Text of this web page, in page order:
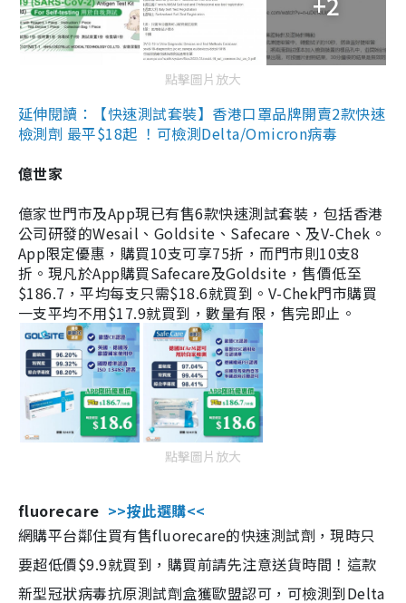
點擊圖片放大
延伸閱讀：【快速測試套裝】香港口罩品牌開賣2款快速
檢測劑 最平$18起 ！可檢測Delta/Omicron病毒
億世家
億家世門市及App現已有售6款快速測試套裝，包括香港
公司研發的Wesail、Goldsite、Safecare、及V-Chek。
App限定優惠，購買10支可享75折，而門市則10支8
折。現凡於App購買Safecare及Goldsite，售價低至
$186.7，平均每支只需$18.6就買到。V-Chek門市購買
一支平均不用$17.9就買到，數量有限，售完即止。
點擊圖片放大
fluorecare >>按此選購<<
網購平台鄰住買有售fluorecare的快速測試劑，現時只
要超低價$9.9就買到，購買前請先注意送貨時間！這款
新型冠狀病毒抗原測試劑盒獲歐盟認可，可檢測到Delta